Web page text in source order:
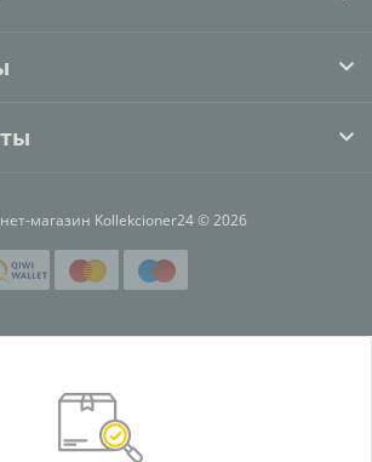
магазин Kollekcioner24 © 2026